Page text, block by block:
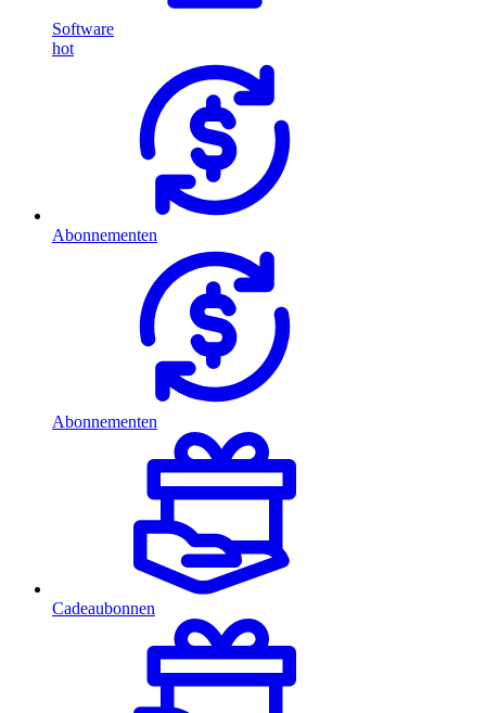
Software
hot
Abonnementen
Abonnementen
Cadeaubonnen